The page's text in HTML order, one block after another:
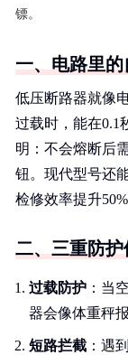
镖。
一、电路里
低压断路器就像
过载时，能在0.1
明：不会熔断后
钮。现代型号还
检修效率提升50%
二、三重防护
过载防护 ：当
器会像体重秤
短路拦截 ：遇